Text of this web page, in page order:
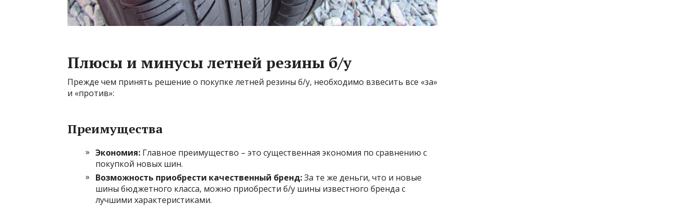
Плюсы и минусы летней резины б/у
Прежде чем принять решение о покупке летней резины б/у, необходимо взвесить все «за»
и «против»:
Преимущества
Экономия: Главное преимущество – это существенная экономия по сравнению с
покупкой новых шин.
Возможность приобрести качественный бренд:За те же деньги, что и новые
шины бюджетного класса, можно приобрести б/у шины известного бренда с
лучшими характеристиками.